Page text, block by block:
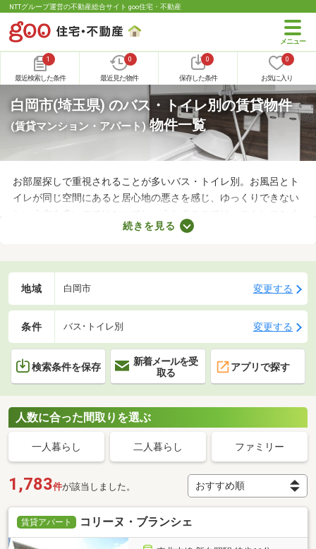
NTTグループ運営の不動産総合サイト goo住宅・不動産
1
最近検索した条件
0
最近見た物件
0
保存した条件
0
お気に入り
白岡市(埼玉県) のバス・トイレ別の賃貸物件
(賃貸マンション・アパート)物件一覧
お部屋探しで重視されることが多いバス・トイレ別。お風呂とト
イレが同じ空間にあると居心地の悪さを感じ、ゆっくりできない
という方も多いのではないでしょうか？ここでは、ストレスなく
快適に暮らせるバス・トイレ別の物件を紹介します。バス・トイ
してみてくださいね。
続きを見る
地域 白岡市 変更する
条件 バス･トイレ別 変更する
検索条件を保存
新着メールを受
取る
アプリで探す
人数に合った間取りを選ぶ
一人暮らし 二人暮らし ファミリー
1,783件が該当しました。
賃貸アパート コリーヌ・ブランシェ